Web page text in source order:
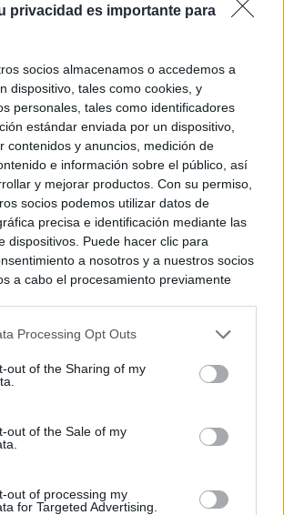
privacidad es importante para
socios almacenamos o accedemos a
dispositivo, tales como cookies, y
personales, tales como identificadores
estándar enviada por un dispositivo,
contenidos y anuncios, medición de
e información sobre el público, así
y mejorar productos. Con su permiso,
socios podemos utilizar datos de
precisa e identificación mediante las
dispositivos. Puede hacer clic para
a nosotros y a nuestros socios
a cabo el procesamiento previamente
Tenga en cuenta que algún
pero usted tiene el derecho de
Sus preferencias se aplicarán
entrando de nuevo en este sitio web o
política de privacidad.
Processing Opt Outs
out of the Sharing of my
out of the Sale of my
out of processing my
for Targeted Advertising.